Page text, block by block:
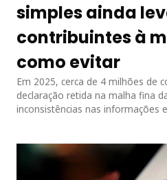
simples ainda
contribuintes à
como evitar
Em 2025, cerca de 4 milhões de
declaração retida na malha fina
inconsistências nas informações